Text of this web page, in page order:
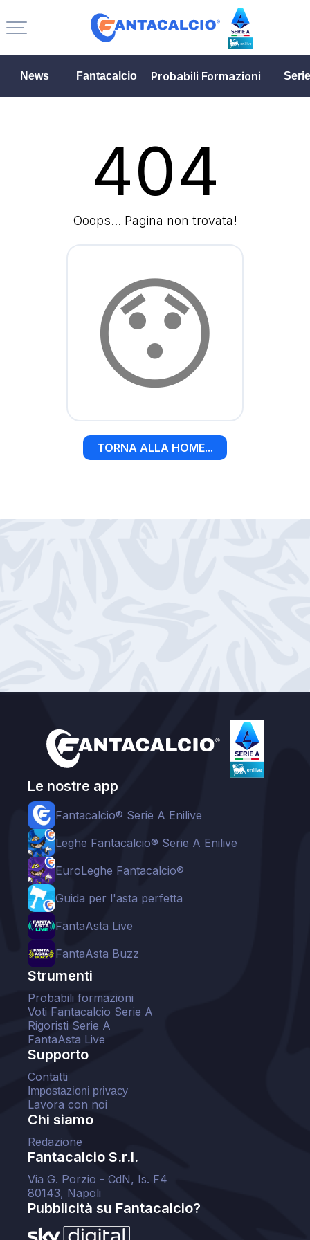
News Fantacalcio Probabili Formazioni
404
Ooops... Pagina non trovata!
😯
TORNA ALLA HOME...
Le nostre app
Fantacalcio® Serie A Enilive
Leghe Fantacalcio® Serie A Enilive
EuroLeghe Fantacalcio®
Guida per l'asta perfetta
FantaAsta Live
FantaAsta Buzz
Strumenti
Probabili formazioni
Voti Fantacalcio Serie A
Rigoristi Serie A
FantaAsta Live
Supporto
Contatti
Impostazioni privacy
Lavora con noi
Chi siamo
Redazione
Fantacalcio S.r.l.
Via G. Porzio - CdN, Is. F4
80143, Napoli
Pubblicità su Fantacalcio?